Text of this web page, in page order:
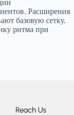
Расширения
базовую сетку.
ритма при
Reach Us